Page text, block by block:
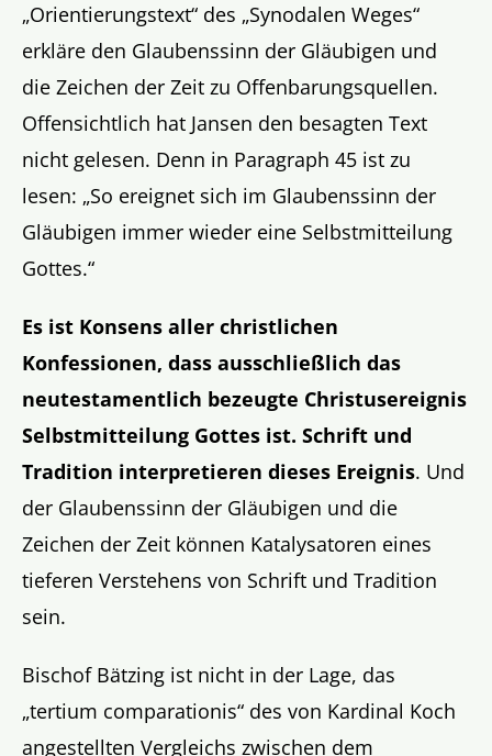
„Orientierungstext“ des „Synodalen Weges“
erkläre den Glaubenssinn der Gläubigen und
die Zeichen der Zeit zu Offenbarungsquellen.
Offensichtlich hat Jansen den besagten Text
nicht gelesen. Denn in Paragraph 45 ist zu
lesen: „So ereignet sich im Glaubenssinn der
Gläubigen immer wieder eine Selbstmitteilung
Gottes.“
Es ist Konsens aller christlichen
Konfessionen, dass ausschließlich das
neutestamentlich bezeugte Christusereignis
Selbstmitteilung Gottes ist. Schrift und
Tradition interpretieren dieses Ereignis. Und
der Glaubenssinn der Gläubigen und die
Zeichen der Zeit können Katalysatoren eines
tieferen Verstehens von Schrift und Tradition
sein.
Bischof Bätzing ist nicht in der Lage, das
„tertium comparationis“ des von Kardinal Koch
angestellten Vergleichs zwischen dem